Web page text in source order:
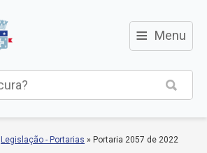
≡ Menu
Legislação - Portarias » Portaria 2057 de 2022